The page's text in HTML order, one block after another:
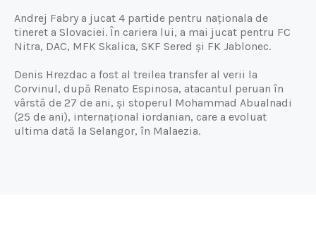
Andrej Fabry a jucat 4 partide pentru naționala de
tineret a Slovaciei. În cariera lui, a mai jucat pentru FC
Nitra, DAC, MFK Skalica, SKF Sered și FK Jablonec.
Denis Hrezdac a fost al treilea transfer al verii la
Corvinul, după Renato Espinosa, atacantul peruan în
vârstă de 27 de ani, și stoperul Mohammad Abualnadi
(25 de ani), internațional iordanian, care a evoluat
ultima dată la Selangor, în Malaezia.